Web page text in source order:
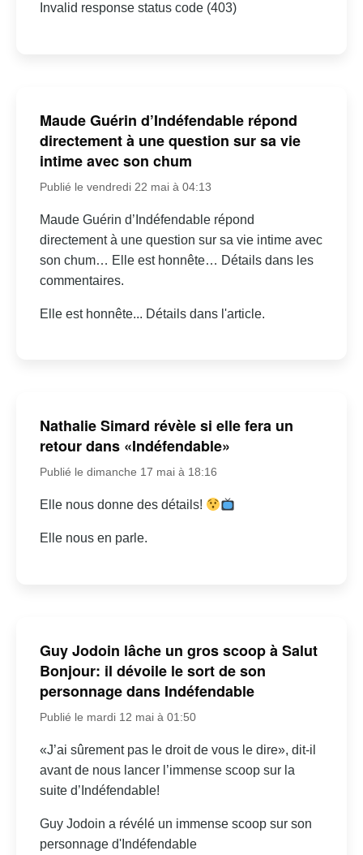
Invalid response status code (403)
Maude Guérin d’Indéfendable répond
directement à une question sur sa vie
intime avec son chum
Publié le vendredi 22 mai à 04:13
Maude Guérin d’Indéfendable répond
directement à une question sur sa vie intime avec
son chum… Elle est honnête… Détails dans les
commentaires.
Elle est honnête... Détails dans l'article.
Nathalie Simard révèle si elle fera un
retour dans «Indéfendable»
Publié le dimanche 17 mai à 18:16
Elle nous donne des détails!
Elle nous en parle.
Guy Jodoin lâche un gros scoop à Salut
Bonjour: il dévoile le sort de son
personnage dans Indéfendable
Publié le mardi 12 mai à 01:50
«J’ai sûrement pas le droit de vous le dire», dit-il
avant de nous lancer l’immense scoop sur la
suite d’Indéfendable!
Guy Jodoin a révélé un immense scoop sur son
personnage d'Indéfendable